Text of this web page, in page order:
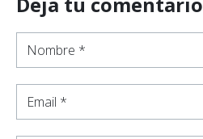
Nombre *
Email *